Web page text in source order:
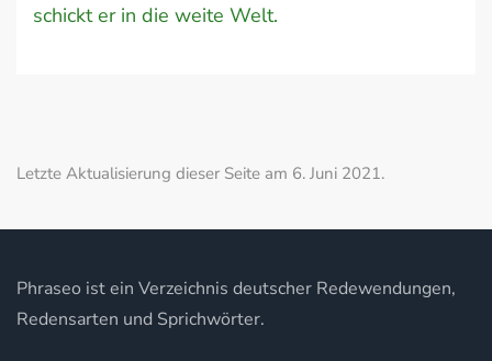
schickt er in die weite Welt.
Letzte Aktualisierung dieser Seite am 6. Juni 2021.
Phraseo ist ein Verzeichnis deutscher Redewendungen,
Redensarten und Sprichwörter.